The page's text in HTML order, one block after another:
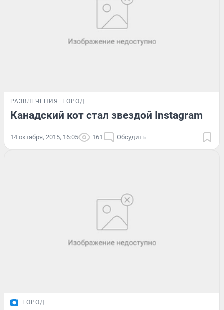
РАЗВЛЕЧЕНИЯ ГОРОД
Канадский кот стал звездой Instagram
14 октября, 2015, 16:05 161 Обсудить
ГОРОД